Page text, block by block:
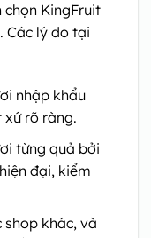
chọn KingFruit
Các lý do tại
nhập khẩu
xứ rõ ràng.
từng quả bởi
đại, kiểm
shop khác, và